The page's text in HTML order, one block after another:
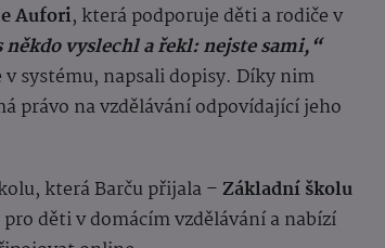
Aufori, která podporuje děti a rodiče v
vyslechl a řekl: nejste sami,“
systému, napsali dopisy. Díky nim
právo na vzdělávání odpovídající jeho
která Barču přijala –Základní školu
děti v domácím vzdělávání a nabízí